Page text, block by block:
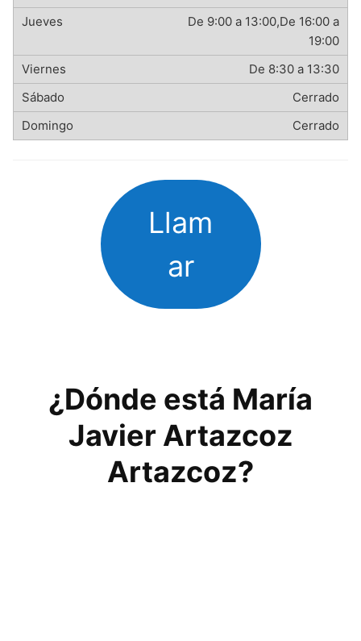
De 9:00 a 13:00,De 16:00 a
19:00
De 8:30 a 13:30
Cerrado
Cerrado
Llam
ar
¿Dónde está María
Javier Artazcoz
Artazcoz?